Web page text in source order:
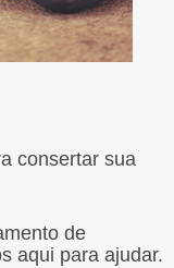
consertar sua
de
aqui para ajudar.